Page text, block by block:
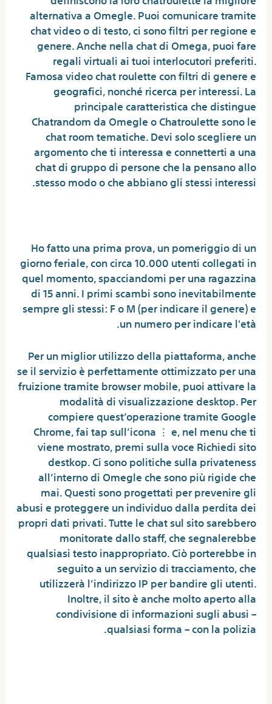
alternativa a Omegle. Puoi comunicare tramite
chat video o di testo, ci sono filtri per regione e
genere. Anche nella chat di Omega, puoi fare
regali virtuali ai tuoi interlocutori preferiti.
Famosa video chat roulette con filtri di genere e
geografici, nonché ricerca per interessi. La
principale caratteristica che distingue
Chatrandom da Omegle o Chatroulette sono le
chat room tematiche. Devi solo scegliere un
argomento che ti interessa e connetterti a una
chat di gruppo di persone che la pensano allo
stesso modo o che abbiano gli stessi interessi.
Ho fatto una prima prova, un pomeriggio di un
giorno feriale, con circa 10.000 utenti collegati in
quel momento, spacciandomi per una ragazzina
di 15 anni. I primi scambi sono inevitabilmente
sempre gli stessi: F o M (per indicare il genere) e
un numero per indicare l'età.
Per un miglior utilizzo della piattaforma, anche
se il servizio è perfettamente ottimizzato per una
fruizione tramite browser mobile, puoi attivare la
modalità di visualizzazione desktop. Per
compiere quest’operazione tramite Google
Chrome, fai tap sull’icona ⋮ e, nel menu che ti
viene mostrato, premi sulla voce Richiedi sito
destkop. Ci sono politiche sulla privateness
all’interno di Omegle che sono più rigide che
mai. Questi sono progettati per prevenire gli
abusi e proteggere un individuo dalla perdita dei
propri dati privati. Tutte le chat sul sito sarebbero
monitorate dallo staff, che segnalerebbe
qualsiasi testo inappropriato. Ciò porterebbe in
seguito a un servizio di tracciamento, che
utilizzerà l’indirizzo IP per bandire gli utenti.
Inoltre, il sito è anche molto aperto alla
condivisione di informazioni sugli abusi –
qualsiasi forma – con la polizia.